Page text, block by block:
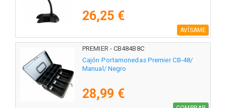
26,25 €
AVÍSAME
PREMIER - CB484B8C
Cajón Portamonedas Premier CB-48/
Manual/ Negro
28,99 €